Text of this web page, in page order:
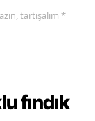
tartışalım *
fındık